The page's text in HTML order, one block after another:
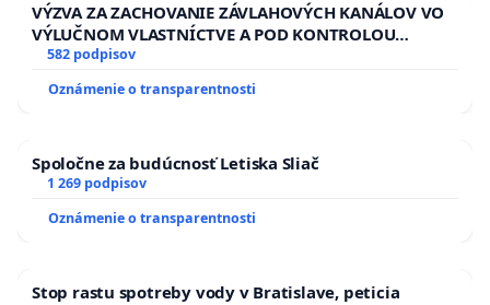
VÝZVA ZA ZACHOVANIE ZÁVLAHOVÝCH KANÁLOV VO
VÝLUČNOM VLASTNÍCTVE A POD KONTROLOU
SLOVENSKEJ REPUBLIKY & žiadosť na riešenie
zanedbaného stavu závlahových a odvodňovacích
kanálov na Slovensku
582 podpisov
Oznámenie o transparentnosti
Spoločne za budúcnosť Letiska Sliač
1 269 podpisov
Oznámenie o transparentnosti
Stop rastu spotreby vody v Bratislave, peticia